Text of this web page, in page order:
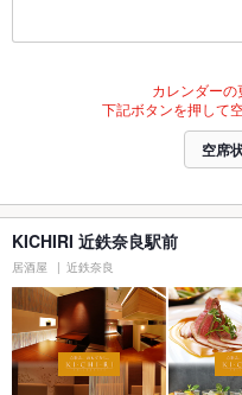
カレンダーの
下記ボタンを押して
空席
KICHIRI 近鉄奈良駅前
居酒屋 近鉄奈良